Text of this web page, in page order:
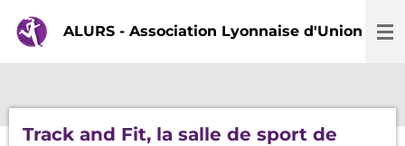
Passer
au
ALURS - Association Lyonnaise d'Union et
Track and Fit, la salle de sport de